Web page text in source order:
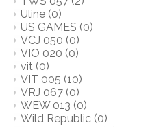
Uline (0)
US GAMES (0)
VCJ 050 (0)
VIO 020 (0)
vit (0)
VIT 005 (10)
VRJ 067 (0)
WEW 013 (0)
Wild Republic (0)